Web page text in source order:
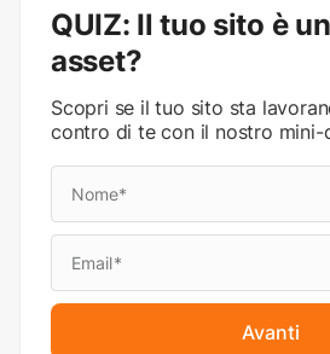
QUIZ: Il tuo sito è
asset?
Scopri se il tuo sito sta
contro di te con il nostro mini-
Avanti